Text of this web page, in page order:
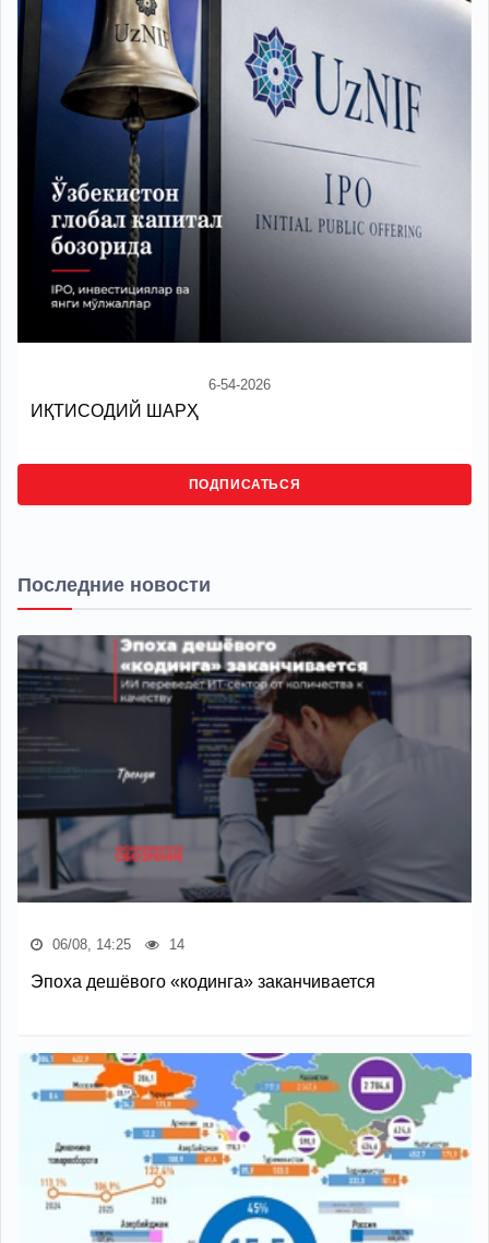
6-54-2026
ИҚТИСОДИЙ ШАРҲ
ПОДПИСАТЬСЯ
Последние новости
06/08, 14:25 14
Эпоха дешёвого «кодинга» заканчивается